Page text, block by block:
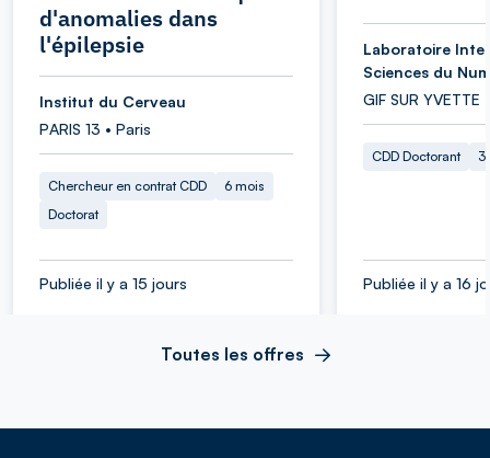
d'anomalies dans
l'épilepsie
Institut du Cerveau
PARIS 13 • Paris
Chercheur en contrat CDD
6 mois
Doctorat
Publiée il y a 15 jours
Laboratoire
Sciences du
GIF SUR YVETTE
CDD Doctorant
Publiée il y a 16
Toutes les offres